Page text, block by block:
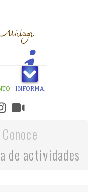
INFORMA
Conoce
de actividades